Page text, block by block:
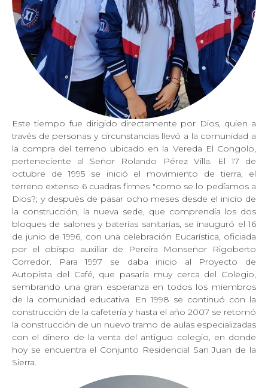
Este tiempo fue dirigido directamente por Dios, quien a
través de personas y circunstancias llevó a la comunidad a
la compra del terreno ubicado en la Vereda El Congolo,
perteneciente al Señor Rolando Pérez Villa. El 17 de
octubre de 1995 se inició el movimiento de tierra, el
terreno extenso 6 cuadras firmes "como se lo pedíamos a
Dios?; y después de pasar ocho meses desde el inicio de
la construcción, la nueva sede, que comprendía los dos
bloques de salones y baterías sanitarias, se inauguró el 16
de junio de 1996, con una celebración Eucarística, oficiada
por el obispo auxiliar de Pereira Monseñor Rigoberto
Corredor. Para 1997 se daba inicio al Proyecto de
Autopista del Café, que pasaría muy cerca del Colegio,
sembrando una gran esperanza en todos los miembros
de la comunidad educativa. En 1998 se continuó con la
construcción de la cafetería y hasta el año 2007 se retomó
la construcción de un nuevo tramo de aulas especializadas
con el dinero de la venta del antiguo colegio, en donde
hoy se encuentra el Conjunto Residencial San Juan de la
Sierra.